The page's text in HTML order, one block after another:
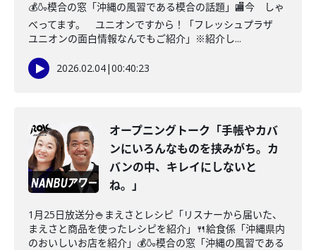
💰🍶模合の窓「沖縄の風習である模合の話題」🏬今 しゃ
べってます。 ユニオンですから！「フレッシュプラザ
ユニオンの面白情報なんでもご紹介」※紹介し...
2026.02.04|00:40:23
オープニングトーク「手帳やカバ
ンにいろんなものを挟みがち。カ
バンの中、キレイにしないと
ね。」
1月25日放送分🍚まえさとレシピ「リスナーから届いた、
まえさと商品を使ったレシピを紹介」🍴給食係「沖縄県内
のおいしいお店を紹介」💰🍶模合の窓「沖縄の風習である